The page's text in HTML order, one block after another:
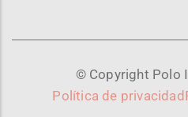
© Copyright Polo
Política de privacidad